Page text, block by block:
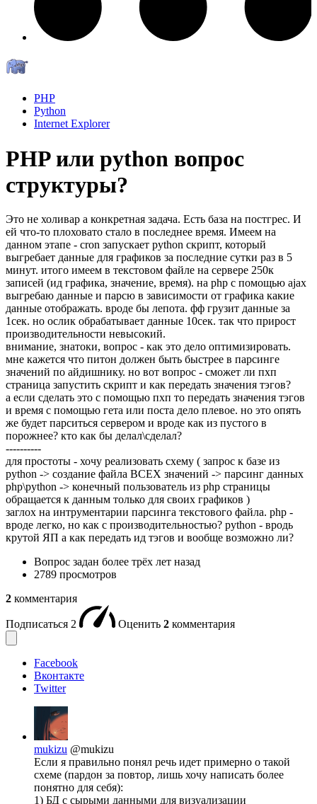
PHP
Python
Internet Explorer
PHP или python вопрос
структуры?
Это не холивар а конкретная задача. Есть база на постгрес. И
ей что-то плоховато стало в последнее время. Имеем на
данном этапе - cron запускает python скрипт, который
выгребает данные для графиков за последние сутки раз в 5
минут. итого имеем в текстовом файле на сервере 250к
записей (ид графика, значение, время). на php с помощью ajax
выгребаю данные и парсю в зависимости от графика какие
данные отображать. вроде бы лепота. фф грузит данные за
1сек. но ослик обрабатывает данные 10сек. так что прирост
производительности невысокий.
внимание, знатоки, вопрос - как это дело оптимизировать.
мне кажется что питон должен быть быстрее в парсинге
значений по айдишнику. но вот вопрос - сможет ли пхп
страница запустить скрипт и как передать значения тэгов?
а если сделать это с помощью пхп то передать значения тэгов
и время с помощью гета или поста дело плевое. но это опять
же будет парситься сервером и вроде как из пустого в
порожнее? кто как бы делал\сделал?
----------
для простоты - хочу реализовать схему ( запрос к базе из
python -> создание файла ВСЕХ значений -> парсинг данных
php\python -> конечный пользователь из php страницы
обращается к данным только для своих графиков )
заглох на интрументарии парсинга текстового файла. php -
вроде легко, но как с производительностью? python - вродь
крутой ЯП а как передать ид тэгов и вообще возможно ли?
Вопрос задан более трёх лет назад
2789 просмотров
2 комментария
Подписаться 2 Оценить 2 комментария
Facebook
Вконтакте
Twitter
mukizu @mukizu
Если я правильно понял речь идет примерно о такой
схеме (пардон за повтор, лишь хочу написать более
понятно для себя):
1) БД с сырыми данными для визуализации